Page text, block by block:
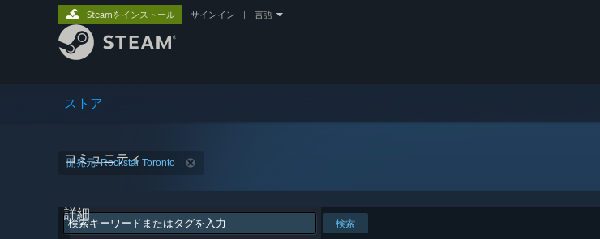
ストア
コミュニティ
詳細
Steamをインストール サインイン 言語
開発元: Rockstar Toronto
検索